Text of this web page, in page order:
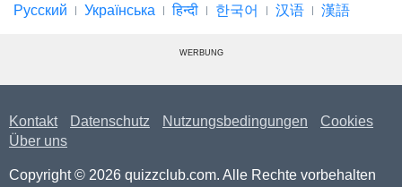
Русский
Українська हिन्दी 한국어 汉语 漢語
WERBUNG
Kontakt Datenschutz Nutzungsbedingungen
Cookies
Über uns
Copyright © 2026 quizzclub.com. Alle Rechte vorbehalten